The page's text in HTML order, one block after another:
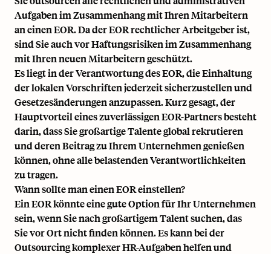
Aufgaben im Zusammenhang mit Ihren Mitarbeitern
an einen EOR. Da der EOR rechtlicher Arbeitgeber ist,
sind Sie auch vor Haftungsrisiken im Zusammenhang
mit Ihren neuen Mitarbeitern geschützt.
Es liegt in der Verantwortung des EOR, die Einhaltung
der lokalen Vorschriften jederzeit sicherzustellen und
Gesetzesänderungen anzupassen. Kurz gesagt, der
Hauptvorteil eines zuverlässigen EOR-Partners besteht
darin, dass Sie großartige Talente global rekrutieren
und deren Beitrag zu Ihrem Unternehmen genießen
können, ohne alle belastenden Verantwortlichkeiten
zu tragen.
Wann sollte man einen EOR einstellen?
Ein EOR könnte eine gute Option für Ihr Unternehmen
sein, wenn Sie nach großartigem Talent suchen, das
Sie vor Ort nicht finden können. Es kann bei der
Outsourcing komplexer HR-Aufgaben helfen und